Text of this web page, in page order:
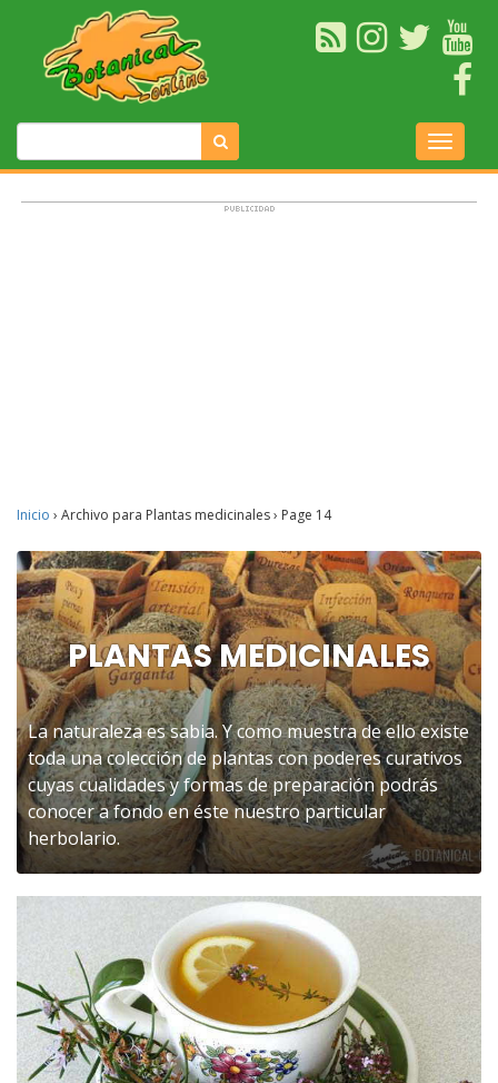
Inicio › Archivo para Plantas medicinales› Page 14
PLANTAS MEDICINALES
La naturaleza es sabia. Y como muestra de ello existe
toda una colección de plantas con poderes curativos
cuyas cualidades y formas de preparación podrás
conocer a fondo en éste nuestro particular
herbolario.